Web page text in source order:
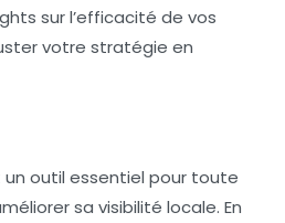
sur l’efficacité de vos
votre stratégie en
outil essentiel pour toute
sa visibilité locale. En